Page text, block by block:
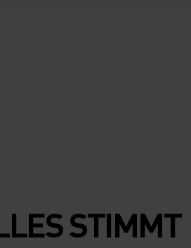
STIMMT